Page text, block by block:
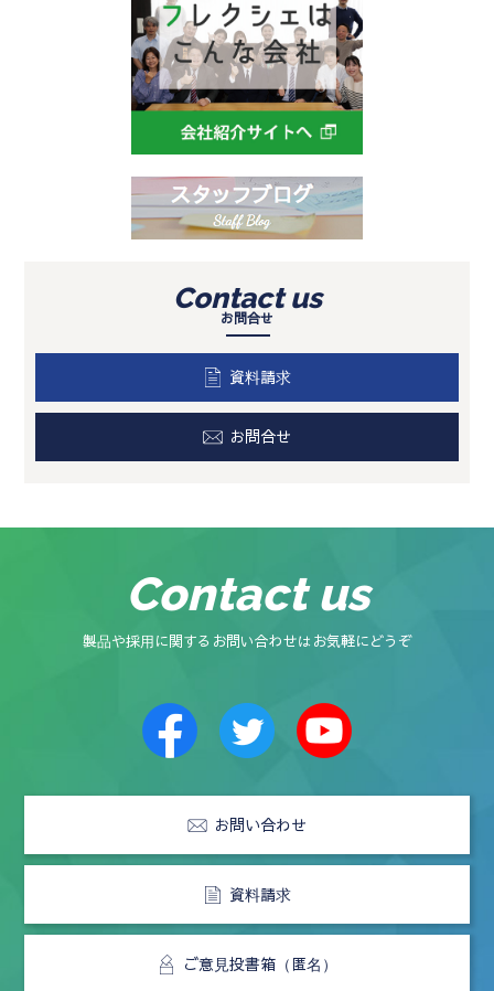
Contact us
お問合せ
資料請求
お問合せ
Contact us
製品や採用に関するお問い合わせはお気軽にどうぞ
お問い合わせ
資料請求
ご意見投書箱（匿名）